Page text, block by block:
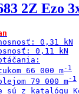
2Z Ezo
0,31 kN
0,11 kN
66 000 m
79 000 m
sú z katalógu